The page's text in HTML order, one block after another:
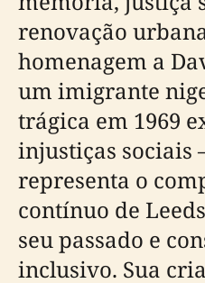
renovação
homenagem a
um imigrante
trágica em 1969
injustiças sociais
representa o
contínuo de
seu passado e
inclusivo. Sua